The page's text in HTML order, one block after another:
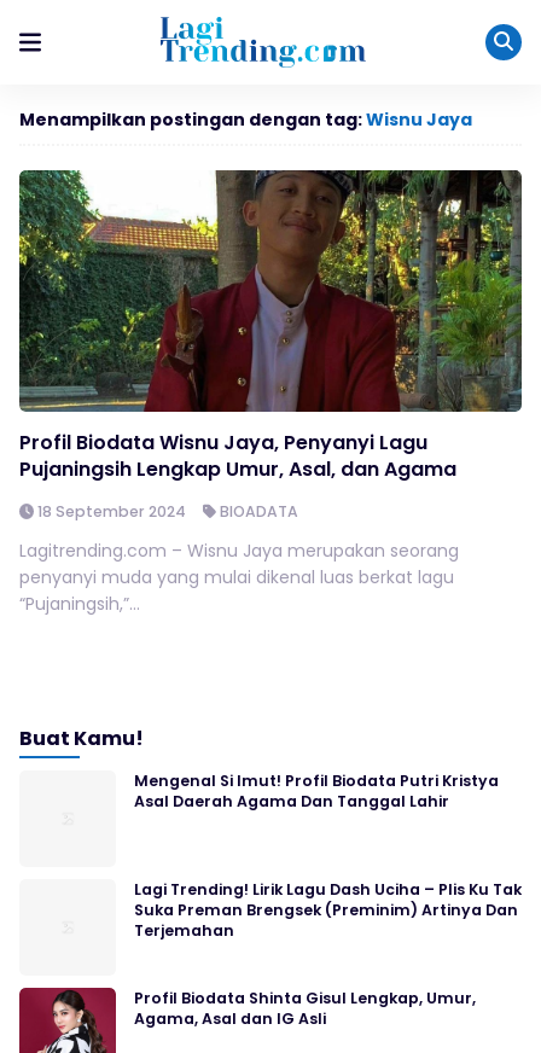
Menampilkan postingan dengan tag:Wisnu Jaya
Profil Biodata Wisnu Jaya, Penyanyi Lagu
Pujaningsih Lengkap Umur, Asal, dan Agama
18 September 2024 BIOADATA
Lagitrending.com – Wisnu Jaya merupakan seorang
penyanyi muda yang mulai dikenal luas berkat lagu
“Pujaningsih,”...
Buat Kamu!
Mengenal Si Imut! Profil Biodata Putri Kristya
Asal Daerah Agama Dan Tanggal Lahir
Lagi Trending! Lirik Lagu Dash Uciha – Plis Ku Tak
Suka Preman Brengsek (Preminim) Artinya Dan
Terjemahan
Profil Biodata Shinta Gisul Lengkap, Umur,
Agama, Asal dan IG Asli